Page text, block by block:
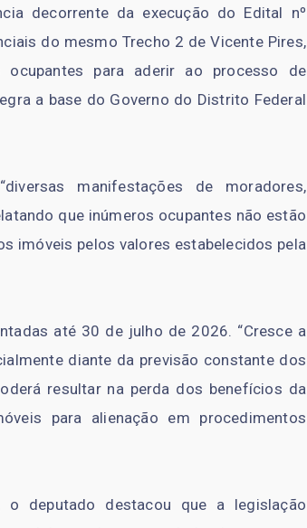
decorrente da execução do Edital nº
do mesmo Trecho 2 de Vicente Pires,
para aderir ao processo de
a base do Governo do Distrito Federal
manifestações de moradores,
que inúmeros ocupantes não estão
imóveis pelos valores estabelecidos pela
até 30 de julho de 2026. “Cresce a
diante da previsão constante dos
resultar na perda dos benefícios da
para alienação em procedimentos
o deputado destacou que a legislação